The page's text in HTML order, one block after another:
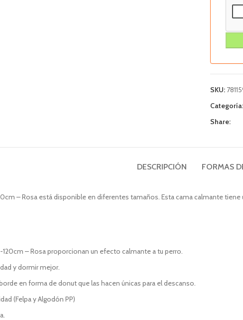
SKU:
Categoría:
Share:
DESCRIPCIÓN FORMAS
– Rosa está disponible en diferentes tamaños. Esta cama calmante
– Rosa proporcionan un efecto calmante a tu perro.
y dormir mejor.
en forma de donut que las hacen únicas para el descanso.
(Felpa y Algodón PP)